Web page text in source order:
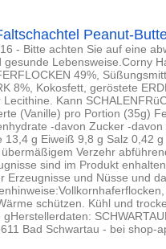
Peanut-
- Bitte achten Sie auf eine
Lebensweise.Corny
49%,
8%, Kokosfett, geröstete
Kann
(Vanille) pro Portion (35g)
-davon Zucker -davon
13,4 g Eiweiß 9,8 g Salz 0,42 g
Verzehr
sind im Produkt
Erzeugnisse und Nüsse und
schützen. Kühl und
Bad Schwartau - bei shop-